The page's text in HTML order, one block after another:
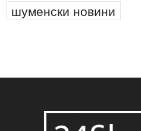
шуменски новини